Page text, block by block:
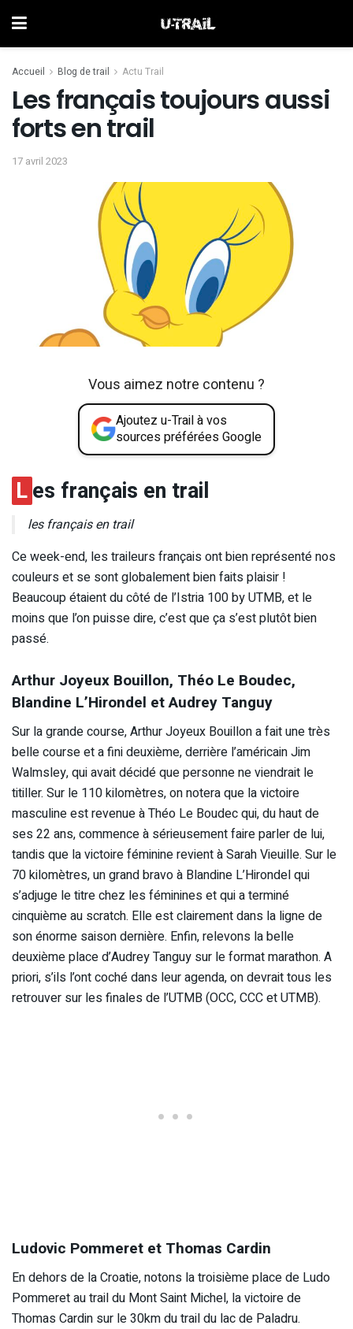
Accueil Blog de trail Actu Trail
Les français toujours aussi
forts en trail
17 avril 2023
Vous aimez notre contenu ?
Ajoutez u-Trail à vos
sources préférées Google
Les français en trail
les français en trail
Ce week-end, les traileurs français ont bien représenté nos
couleurs et se sont globalement bien faits plaisir !
Beaucoup étaient du côté de l’Istria 100 by UTMB, et le
moins que l’on puisse dire, c’est que ça s’est plutôt bien
passé.
Arthur Joyeux Bouillon, Théo Le Boudec,
Blandine L’Hirondel et Audrey Tanguy
Sur la grande course, Arthur Joyeux Bouillon a fait une très
belle course et a fini deuxième, derrière l’américain Jim
Walmsley, qui avait décidé que personne ne viendrait le
titiller. Sur le 110 kilomètres, on notera que la victoire
masculine est revenue à Théo Le Boudec qui, du haut de
ses 22 ans, commence à sérieusement faire parler de lui,
tandis que la victoire féminine revient à Sarah Vieuille. Sur le
70 kilomètres, un grand bravo à Blandine L’Hirondel qui
s’adjuge le titre chez les féminines et qui a terminé
cinquième au scratch. Elle est clairement dans la ligne de
son énorme saison dernière. Enfin, relevons la belle
deuxième place d’Audrey Tanguy sur le format marathon. A
priori, s’ils l’ont coché dans leur agenda, on devrait tous les
retrouver sur les finales de l’UTMB (OCC, CCC et UTMB).
Ludovic Pommeret et Thomas Cardin
En dehors de la Croatie, notons la troisième place de Ludo
Pommeret au trail du Mont Saint Michel, la victoire de
Thomas Cardin sur le 30km du trail du lac de Paladru.